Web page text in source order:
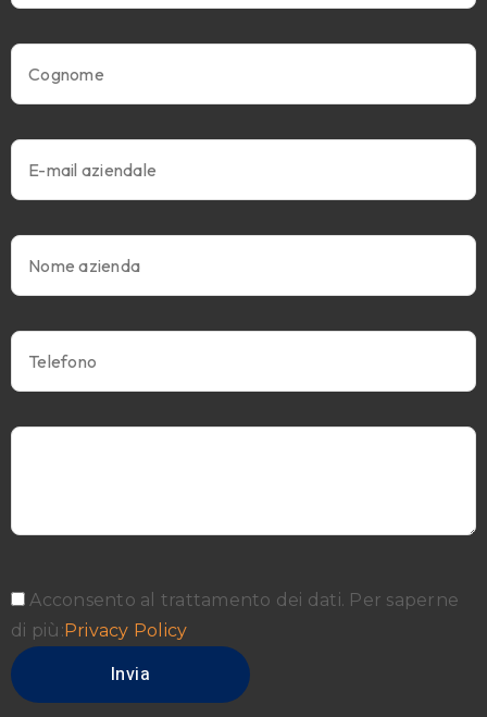
Acconsento al trattamento dei dati. Per saperne
di più:Privacy Policy